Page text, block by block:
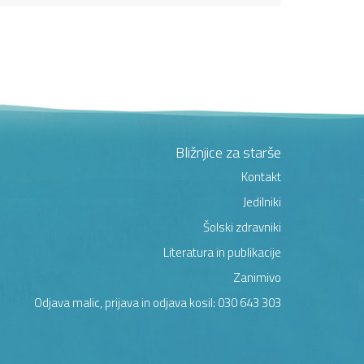
Bližnjice za starše
Kontakt
Jedilniki
Šolski zdravniki
Literatura in publikacije
Zanimivo
Odjava malic, prijava in odjava kosil: 030 643 303